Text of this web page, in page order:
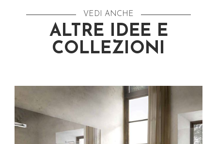
VEDI ANCHE
ALTRE IDEE E
COLLEZIONI